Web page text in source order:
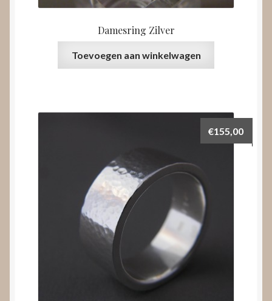
Damesring Zilver
Toevoegen aan winkelwagen
€155,00